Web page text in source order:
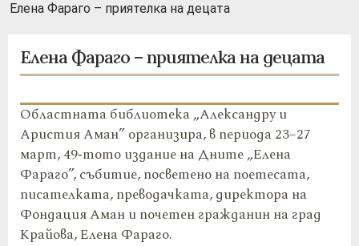
Елена Фараго – приятелка на децата
Елена Фараго – приятелка на децата
Областната библиотека „Александру и
Аристия Аман” организира, в периода 23–27
март, 49‑тото издание на Дните „Елена
Фараго”, събитие, посветено на поетесата,
писателката, преводачката, директора на
Фондация Аман и почетен гражданин на град
Крайова, Елена Фараго.